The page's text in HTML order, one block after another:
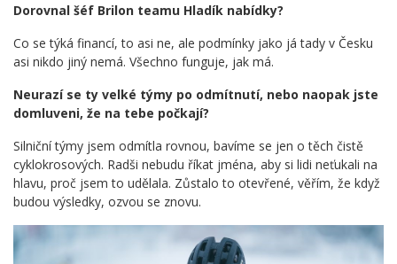
Dorovnal šéf Brilon teamu Hladík nabídky?
Co se týká financí, to asi ne, ale podmínky jako já tady v Česku
asi nikdo jiný nemá. Všechno funguje, jak má.
Neurazí se ty velké týmy po odmítnutí, nebo naopak jste
domluveni, že na tebe počkají?
Silniční týmy jsem odmítla rovnou, bavíme se jen o těch čistě
cyklokrosových. Radši nebudu říkat jména, aby si lidi neťukali na
hlavu, proč jsem to udělala. Zůstalo to otevřené, věřím, že když
budou výsledky, ozvou se znovu.